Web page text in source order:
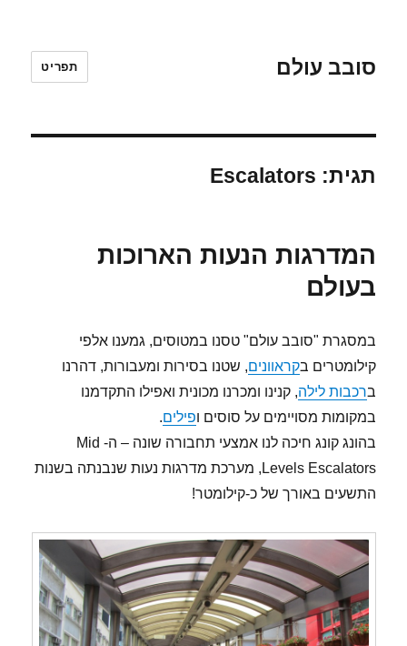
סובב עולם תפריט
תגית: Escalators
המדרגות הנעות הארוכות
בעולם
במסגרת "סובב עולם" טסנו במטוסים, גמענו אלפי
קילומטרים בקראוונים, שטנו בסירות ומעבורות, דהרנו
ברכבות לילה, קנינו ומכרנו מכונית ואפילו התקדמנו
במקומות מסויימים על סוסים ופילים.
בהונג קונג חיכה לנו אמצעי תחבורה שונה – ה- Mid
Levels Escalators, מערכת מדרגות נעות שנבנתה בשנות
התשעים באורך של כ-קילומטר!